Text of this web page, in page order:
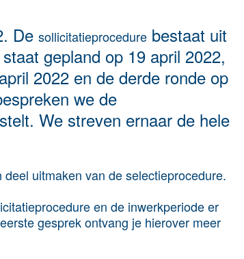
De sollicitatieprocedure bestaat uit
gepland op 19 april 2022,
2022 en de derde ronde op
we de
We streven ernaar de hele
uitmaken van de selectieprocedure.
en de inwerkperiode er
gesprek ontvang je hierover meer